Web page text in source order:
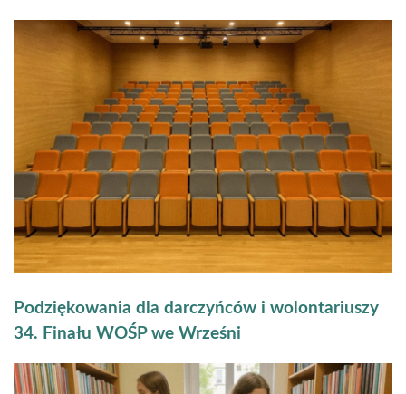
Podziękowania dla darczyńców i wolontariuszy
34. Finału WOŚP we Wrześni